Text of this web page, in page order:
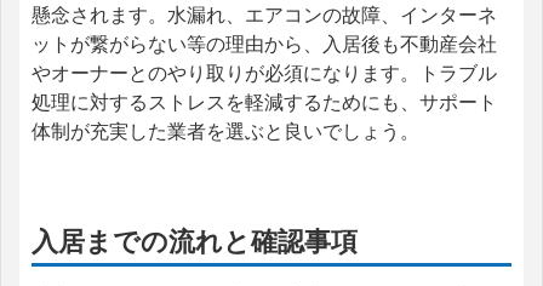
懸念されます。水漏れ、エアコンの故障、インターネ
ットが繋がらない等の理由から、入居後も不動産会社
やオーナーとのやり取りが必須になります。トラブル
処理に対するストレスを軽減するためにも、サポート
体制が充実した業者を選ぶと良いでしょう。
入居までの流れと確認事項